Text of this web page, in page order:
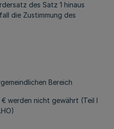
des Satz 1 hinaus
die Zustimmung des
Bereich
werden nicht gewährt (Teil I